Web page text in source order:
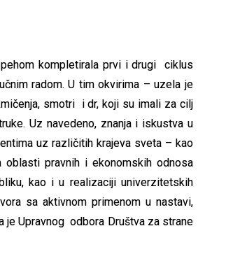
kompletirala prvi i drugi ciklus
radom. U tim okvirima – uzela je
smotri i dr, koji su imali za cilj
Uz navedeno, znanja i iskustva u
uz različitih krajeva sveta – kao
pravnih i ekonomskih odnosa
kao i u realizaciji univerzitetskih
sa aktivnom primenom u nastavi,
je Upravnog odbora Društva za strane